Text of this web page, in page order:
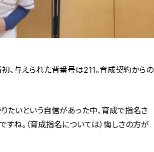
、与えられた背番号は211。育成契約からの
たいという自信があった中、育成で指名さ
ね。（育成指名については）悔しさの方が